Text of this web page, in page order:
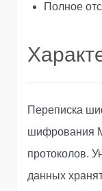
Полное
Переписка
шифрования
протоколов.
данных